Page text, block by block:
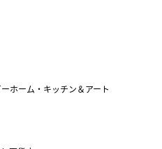
ホーム・キッチン＆アート